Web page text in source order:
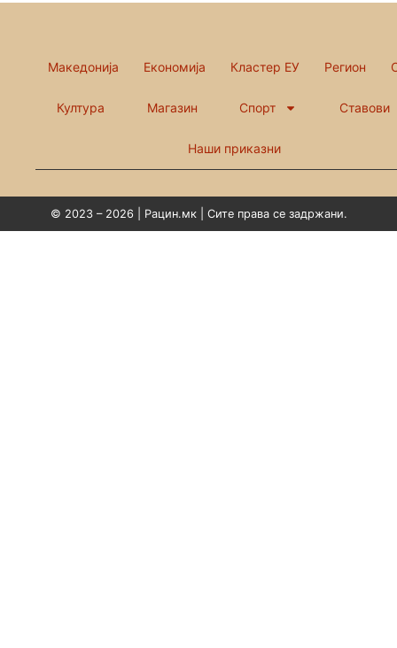
Македонија Економија Кластер ЕУ Регион
Култура Магазин Спорт Ставови
Наши приказни
© 2023 – 2026 | Рацин.мк | Сите права се задржани.